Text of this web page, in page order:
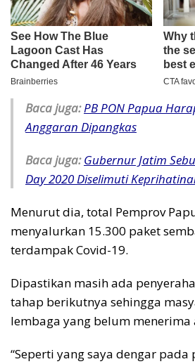
Baca juga:PB PON Papua
Anggaran Dipangkas
Baca juga:Gubernur Jatim
Day 2020 Diselimuti
Menurut dia, total Pemprov
menyalurkan 15.300 paket
terdampak Covid-19.
Dipastikan masih ada
tahap berikutnya sehingga
lembaga yang belum menerima
“Seperti yang saya dengar